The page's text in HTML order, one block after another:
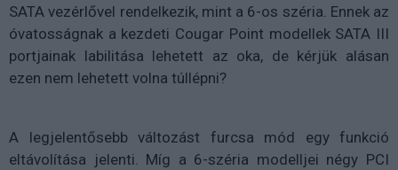
SATA vezérlővel rendelkezik, mint a 6-os széria. Ennek az
óvatosságnak a kezdeti Cougar Point modellek SATA III
portjainak labilitása lehetett az oka, de kérjük alásan
ezen nem lehetett volna túllépni?
A legjelentősebb változást furcsa mód egy funkció
eltávolítása jelenti. Míg a 6-széria modelljei négy PCI